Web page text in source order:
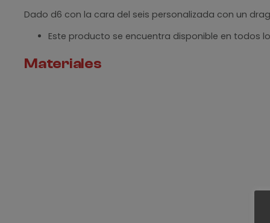
Dado d6 con la cara del seis personalizada con un
Este producto se encuentra disponible en todos
Materiales